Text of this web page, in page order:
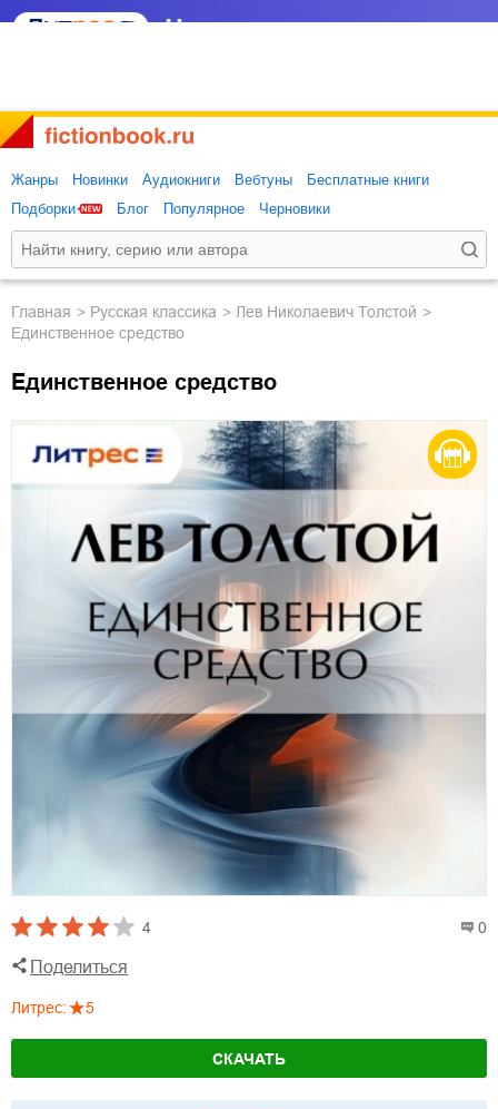
Жанры Новинки Аудиокниги Вебтуны
Бесплатные книги
Подборки
Блог Популярное Черновики
Главная русская классика
Лев Николаевич Толстой
Единственное средство
Единственное средство
4 0
Поделиться
Литрес: 5
СКАЧАТЬ